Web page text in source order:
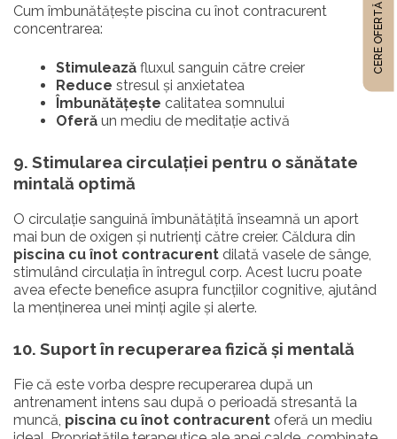
Cum îmbunătățește piscina cu înot contracurent
concentrarea:
Stimulează fluxul sanguin către creier
Reduce stresul și anxietatea
Îmbunătățește calitatea somnului
Oferă un mediu de meditație activă
9. Stimularea circulației pentru o sănătate
mintală optimă
O circulație sanguină îmbunătățită înseamnă un aport
mai bun de oxigen și nutrienți către creier. Căldura din
piscina cu înot contracurent dilată vasele de sânge,
stimulând circulația în întregul corp. Acest lucru poate
avea efecte benefice asupra funcțiilor cognitive, ajutând
la menținerea unei minți agile și alerte.
10. Suport în recuperarea fizică și mentală
Fie că este vorba despre recuperarea după un
antrenament intens sau după o perioadă stresantă la
muncă, piscina cu înot contracurent oferă un mediu
CERE OFERTĂ